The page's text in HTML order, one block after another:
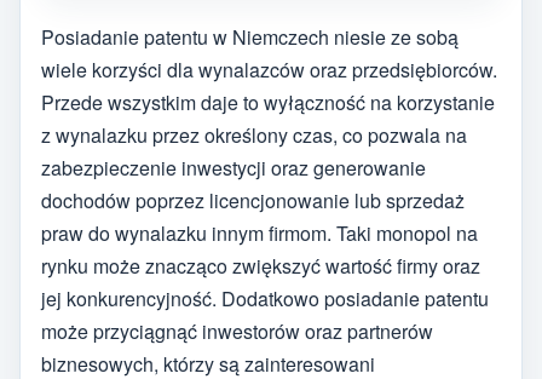
Posiadanie patentu w Niemczech niesie ze sobą
wiele korzyści dla wynalazców oraz przedsiębiorców.
Przede wszystkim daje to wyłączność na korzystanie
z wynalazku przez określony czas, co pozwala na
zabezpieczenie inwestycji oraz generowanie
dochodów poprzez licencjonowanie lub sprzedaż
praw do wynalazku innym firmom. Taki monopol na
rynku może znacząco zwiększyć wartość firmy oraz
jej konkurencyjność. Dodatkowo posiadanie patentu
może przyciągnąć inwestorów oraz partnerów
biznesowych, którzy są zainteresowani